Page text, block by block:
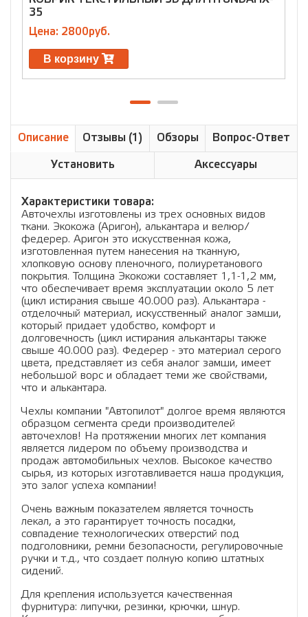
35
Цена: 2800руб.
В корзину
Описание Отзывы (1) Обзоры Вопрос-Ответ
Установить Аксессуары
Характеристики товара:
Авточехлы изготовлены из трех основных видов
ткани. Экокожа (Аригон), алькантара и велюр/
федерер. Аригон это искусственная кожа,
изготовленная путем нанесения на тканную,
хлопковую основу пленочного, полиуретанового
покрытия. Толщина Экокожи составляет 1,1-1,2 мм,
что обеспечивает время эксплуатации около 5 лет
(цикл истирания свыше 40.000 раз). Алькантара -
отделочный материал, искусственный аналог замши,
который придает удобство, комфорт и
долговечность (цикл истирания алькантары также
свыше 40.000 раз). Федерер - это материал серого
цвета, представляет из себя аналог замши, имеет
небольшой ворс и обладает теми же свойствами,
что и алькантара.
Чехлы компании "Автопилот" долгое время являются
образцом сегмента среди производителей
авточехлов! На протяжении многих лет компания
является лидером по объему производства и
продаж автомобильных чехлов. Высокое качество
сырья, из которых изготавливается наша продукция,
это залог успеха компании!
Очень важным показателем является точность
лекал, а это гарантирует точность посадки,
совпадение технологических отверстий под
подголовники, ремни безопасности, регулировочные
ручки и т.д., что создает полную копию штатных
сидений.
Для крепления используется качественная
фурнитура: липучки, резинки, крючки, шнур.